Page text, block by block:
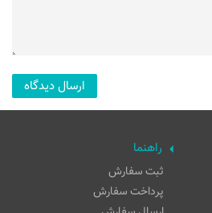
راهنما
ثبت سفارش
پرداخت سفارش